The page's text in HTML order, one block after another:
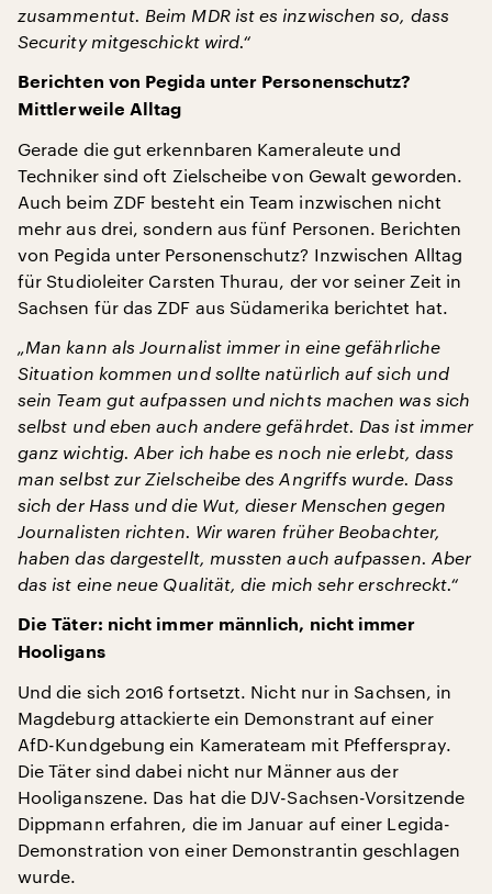
zusammentut. Beim MDR ist es inzwischen so, dass
Security mitgeschickt wird.“
Berichten von Pegida unter Personenschutz?
Mittlerweile Alltag
Gerade die gut erkennbaren Kameraleute und
Techniker sind oft Zielscheibe von Gewalt geworden.
Auch beim ZDF besteht ein Team inzwischen nicht
mehr aus drei, sondern aus fünf Personen. Berichten
von Pegida unter Personenschutz? Inzwischen Alltag
für Studioleiter Carsten Thurau, der vor seiner Zeit in
Sachsen für das ZDF aus Südamerika berichtet hat.
„Man kann als Journalist immer in eine gefährliche
Situation kommen und sollte natürlich auf sich und
sein Team gut aufpassen und nichts machen was sich
selbst und eben auch andere gefährdet. Das ist immer
ganz wichtig. Aber ich habe es noch nie erlebt, dass
man selbst zur Zielscheibe des Angriffs wurde. Dass
sich der Hass und die Wut, dieser Menschen gegen
Journalisten richten. Wir waren früher Beobachter,
haben das dargestellt, mussten auch aufpassen. Aber
das ist eine neue Qualität, die mich sehr erschreckt.“
Die Täter: nicht immer männlich, nicht immer
Hooligans
Und die sich 2016 fortsetzt. Nicht nur in Sachsen, in
Magdeburg attackierte ein Demonstrant auf einer
AfD-Kundgebung ein Kamerateam mit Pfefferspray.
Die Täter sind dabei nicht nur Männer aus der
Hooliganszene. Das hat die DJV-Sachsen-Vorsitzende
Dippmann erfahren, die im Januar auf einer Legida-
Demonstration von einer Demonstrantin geschlagen
wurde.